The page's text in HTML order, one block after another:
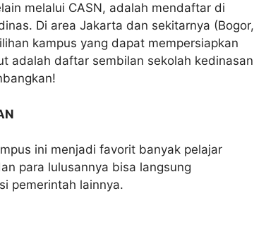
melalui CASN, adalah mendaftar di
Di area Jakarta dan sekitarnya (Bogor,
kampus yang dapat mempersiapkan
adalah daftar sembilan sekolah kedinasan
ini menjadi favorit banyak pelajar
para lulusannya bisa langsung
pemerintah lainnya.